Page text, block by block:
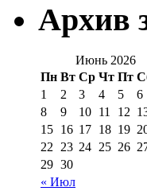
Архив
Июнь 2026
Пн Вт Ср Чт Пт
« Июл
1 2 3 4 5 6
8
9 10 11 12
15 16 17 18 19
22
23 24 25 26
29 30